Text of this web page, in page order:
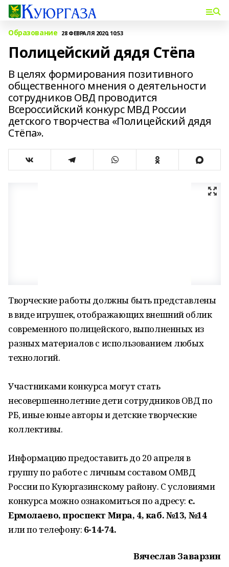
Образование 28 ФЕВРАЛЯ 2020, 10:53
Полицейский дядя Стёпа
В целях формирования позитивного
общественного мнения о деятельности
сотрудников ОВД проводится
Всероссийский конкурс МВД России
детского творчества «Полицейский дядя
Стёпа».
Творческие работы должны быть представлены
в виде игрушек, отображающих внешний облик
современного полицейского, выполненных из
разных материалов с использованием любых
технологий.
Участниками конкурса могут стать
несовершеннолетние дети сотрудников ОВД по
РБ, иные юные авторы и детские творческие
коллективы.
Информацию предоставить до 20 апреля в
группу по работе с личным составом ОМВД
России по Куюргазинскому району. С условиями
конкурса можно ознакомиться по адресу: с.
Ермолаево, проспект Мира, 4, каб. №13, №14
или по телефону: 6-14-74.
Вячеслав Заварзин